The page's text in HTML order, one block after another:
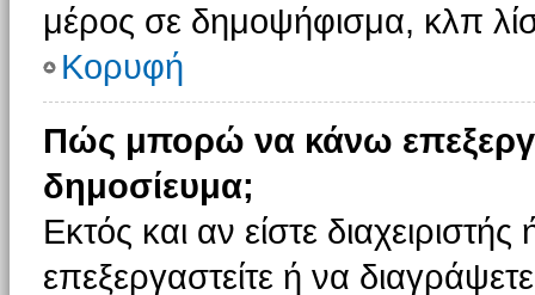
μέρος σε δημοψήφισμα, κλπ
Κορυφή
Πώς μπορώ να κάνω
δημοσίευμα;
Εκτός και αν είστε
επεξεργαστείτε ή να